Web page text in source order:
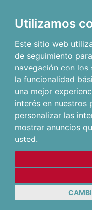
Utilizamos
Este sitio web
de seguimiento
navegación con los
la funcionalidad
una mejor
interés en nuestros
personalizar las
mostrar anuncios
usted.